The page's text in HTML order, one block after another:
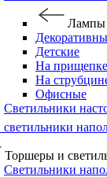
Лампы
Детские
На прищепке
На
Офисные
Светильники
Торшеры и
Светильники